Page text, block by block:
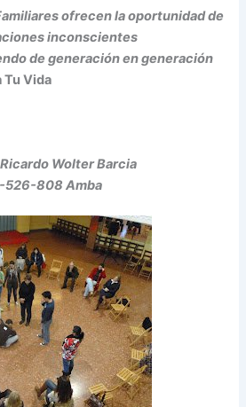
ofrecen la oportunidad de
inconscientes
de generación en generación
Tu Vida
Wolter Barcia
526-808 Amba